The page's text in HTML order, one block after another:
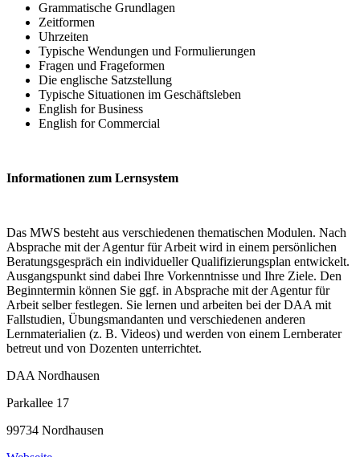
Grammatische Grundlagen
Zeitformen
Uhrzeiten
Typische Wendungen und Formulierungen
Fragen und Frageformen
Die englische Satzstellung
Typische Situationen im Geschäftsleben
English for Business
English for Commercial
Informationen zum Lernsystem
Das MWS besteht aus verschiedenen thematischen Modulen. Nach
Absprache mit der Agentur für Arbeit wird in einem persönlichen
Beratungsgespräch ein individueller Qualifizierungsplan entwickelt.
Ausgangspunkt sind dabei Ihre Vorkenntnisse und Ihre Ziele. Den
Beginntermin können Sie ggf. in Absprache mit der Agentur für
Arbeit selber festlegen. Sie lernen und arbeiten bei der DAA mit
Fallstudien, Übungsmandanten und verschiedenen anderen
Lernmaterialien (z. B. Videos) und werden von einem Lernberater
betreut und von Dozenten unterrichtet.
DAA Nordhausen
Parkallee 17
99734 Nordhausen